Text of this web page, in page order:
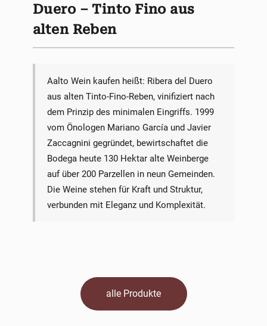
Duero – Tinto Fino aus
alten Reben
Aalto Wein kaufen heißt: Ribera del Duero
aus alten Tinto-Fino-Reben, vinifiziert nach
dem Prinzip des minimalen Eingriffs. 1999
vom Önologen Mariano García und Javier
Zaccagnini gegründet, bewirtschaftet die
Bodega heute 130 Hektar alte Weinberge
auf über 200 Parzellen in neun Gemeinden.
Die Weine stehen für Kraft und Struktur,
verbunden mit Eleganz und Komplexität.
alle Produkte